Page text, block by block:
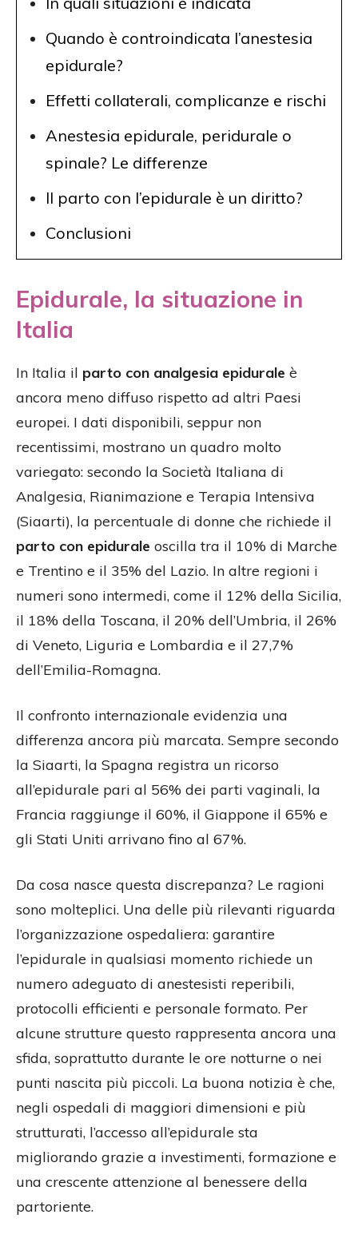
Quando è controindicata l’anestesia
epidurale?
Effetti collaterali, complicanze e rischi
Anestesia epidurale, peridurale o
spinale? Le differenze
Il parto con l’epidurale è un diritto?
Conclusioni
Epidurale, la situazione in
Italia
In Italia il parto con analgesia epidurale è
ancora meno diffuso rispetto ad altri Paesi
europei. I dati disponibili, seppur non
recentissimi, mostrano un quadro molto
variegato: secondo la Società Italiana di
Analgesia, Rianimazione e Terapia Intensiva
(Siaarti), la percentuale di donne che richiede il
parto con epidurale oscilla tra il 10% di Marche
e Trentino e il 35% del Lazio. In altre regioni i
numeri sono intermedi, come il 12% della Sicilia,
il 18% della Toscana, il 20% dell’Umbria, il 26%
di Veneto, Liguria e Lombardia e il 27,7%
dell’Emilia-Romagna.
Il confronto internazionale evidenzia una
differenza ancora più marcata. Sempre secondo
la Siaarti, la Spagna registra un ricorso
all’epidurale pari al 56% dei parti vaginali, la
Francia raggiunge il 60%, il Giappone il 65% e
gli Stati Uniti arrivano fino al 67%.
Da cosa nasce questa discrepanza? Le ragioni
sono molteplici. Una delle più rilevanti riguarda
l’organizzazione ospedaliera: garantire
l’epidurale in qualsiasi momento richiede un
numero adeguato di anestesisti reperibili,
protocolli efficienti e personale formato. Per
alcune strutture questo rappresenta ancora una
sfida, soprattutto durante le ore notturne o nei
punti nascita più piccoli. La buona notizia è che,
negli ospedali di maggiori dimensioni e più
strutturati, l’accesso all’epidurale sta
migliorando grazie a investimenti, formazione e
una crescente attenzione al benessere della
partoriente.